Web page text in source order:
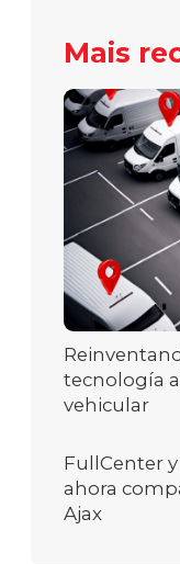
Mais
tecnología
vehicular
FullCenter
ahora
Ajax